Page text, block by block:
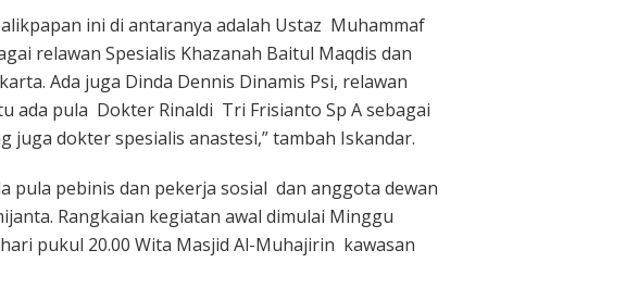
ini di antaranya adalah Ustaz Muhammaf
relawan Spesialis Khazanah Baitul Maqdis dan
Ada juga Dinda Dennis Dinamis Psi, relawan
ada pula Dokter Rinaldi Tri Frisianto Sp A sebagai
juga dokter spesialis anastesi,” tambah Iskandar.
pula pebinis dan pekerja sosial dan anggota dewan
Rangkaian kegiatan awal dimulai Minggu
pukul 20.00 Wita Masjid Al-Muhajirin kawasan